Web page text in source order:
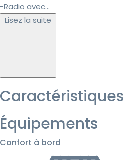
-Radio avec...
Lisez la suite
Caractéristiques
Équipements
Confort à bord